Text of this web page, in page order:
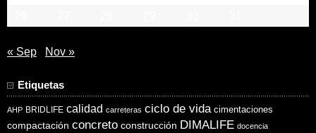
« Sep Nov »
Etiquetas
AHP BRIDLIFE calidad carreteras ciclo de vida cimentaciones
compactación concreto construcción DIMALIFE docencia